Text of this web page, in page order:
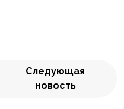
Следующая
новость